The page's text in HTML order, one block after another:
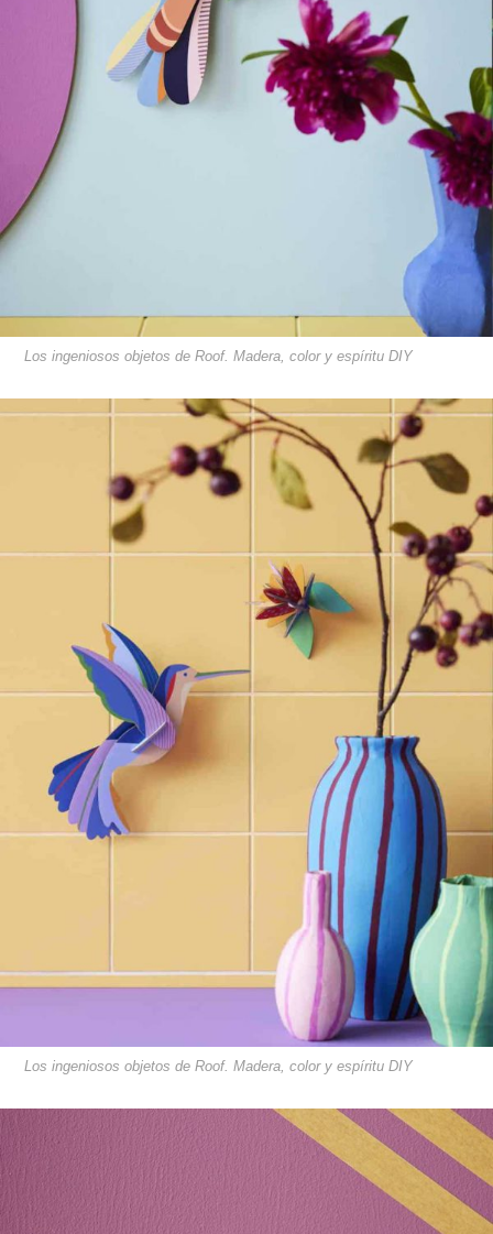
Los ingeniosos objetos de Roof. Madera, color y espíritu DIY
Los ingeniosos objetos de Roof. Madera, color y espíritu DIY